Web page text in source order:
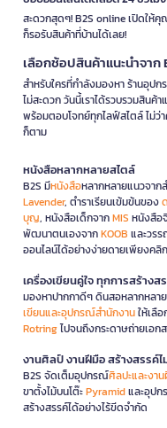
สะดวกสุดๆ! B2S online เปิดให้
ก็รอรับสินค้าที่บ้านได้เลย!
เลือกช้อปสินค้าแนะนำจาก
สำหรับใครที่กำลังมองหา ร้านอุป
ไม่สะดวก วันนี้เราได้รวบรวมสินค้
พร้อมตอบโจทย์ทุกไลฟ์สไตล์ ไม่ว่
ก็ตาม
หนังสือหลากหลายสไตล์
B2S มีหนังสือหลากหลายแนวจาก
Lavender, ตำราเรียนเข้มข้นของ
บุญ, หนังสือเด็กจากMIS หนังสือ
พัฒนาตนเองจากKOOB และวร
ออนไลน์ได้อย่างง่ายดายเพียงคลิ
เครื่องเขียนคู่ใจ ทุกการสร้างส
มองหาปากกาดีๆ ดินสอหลากหล
เขียนและอุปกรณ์สำนักงานให้เลื
Rotringไปจนถึงกระดาษถ่ายเอก
งานศิลป์ งานฝีมือ สร้างสรรค์ไ
B2S จัดเต็มอุปกรณ์ศิลปะและงา
ขาตั้งไม้บนโต๊ะPyramidและอุปก
สร้างสรรค์ได้อย่างไร้ขีดจำกัด